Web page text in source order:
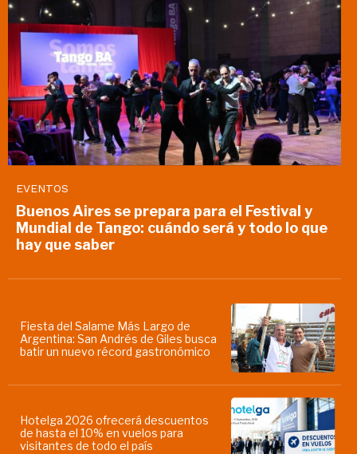
EVENTOS
Buenos Aires se prepara para el Festival y
Mundial de Tango: cuándo será y todo lo que
hay que saber
Fiesta del Salame Más Largo de
Argentina: San Andrés de Giles busca
batir un nuevo récord gastronómico
Hotelga 2026 ofrecerá descuentos
de hasta el 10% en vuelos para
visitantes de todo el país